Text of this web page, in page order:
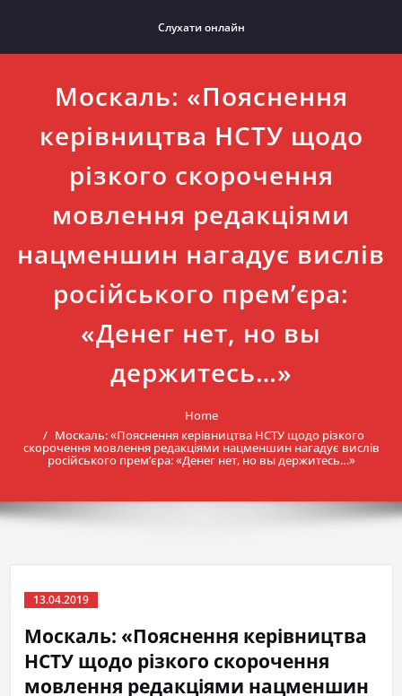
Слухати онлайн
Москаль: «Пояснення
керівництва НСТУ щодо
різкого скорочення
мовлення редакціями
нацменшин нагадує вислів
російського прем’єра:
«Денег нет, но вы
держитесь…»
Home
Москаль: «Пояснення керівництва НСТУ щодо різкого
скорочення мовлення редакціями нацменшин нагадує вислів
російського прем’єра: «Денег нет, но вы держитесь…»
13.04.2019
Москаль: «Пояснення керівництва
НСТУ щодо різкого скорочення
мовлення редакціями нацменшин